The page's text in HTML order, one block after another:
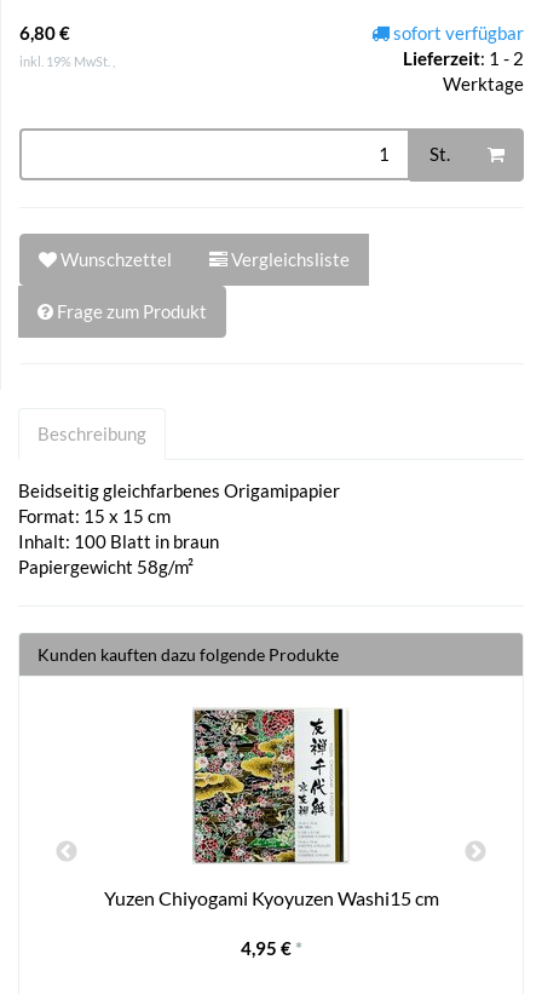
6,80 €
inkl. 19% MwSt. ,
sofort verfügbar
Lieferzeit: 1 - 2
Werktage
St.
Wunschzettel Vergleichsliste
Frage zum Produkt
Beschreibung
Beidseitig gleichfarbenes Origamipapier
Format: 15 x 15 cm
Inhalt: 100 Blatt in braun
Papiergewicht 58g/m²
Kunden kauften dazu folgende Produkte
Yuzen Chiyogami Kyoyuzen Washi15 cm
4,95 € *